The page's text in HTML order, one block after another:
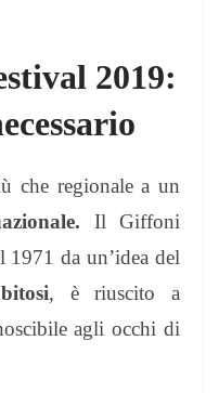
2019:
che regionale a un
. Il Giffoni
da un’idea del
, è riuscito a
agli occhi di